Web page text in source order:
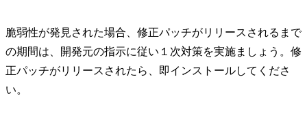
脆弱性が発見された場合、修正パッチがリリースされるまで
の期間は、開発元の指示に従い１次対策を実施ましょう。修
正パッチがリリースされたら、即インストールしてくださ
い。